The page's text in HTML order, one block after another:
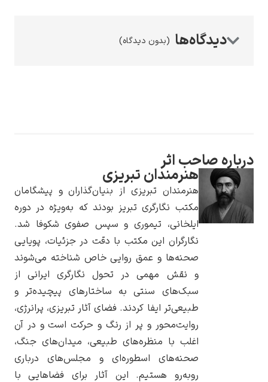
یوهانس فرمیر
پرفروش‌ترین
تابلوها
(بدون دیدگاه)
درباره صاحب اثر
هنرمندان تبریزی
هنرمندان تبریزی از بنیان‌گذاران و پیشگامان
مکتب نگارگری تبریز بودند که به‌ویژه در دوره
ایلخانی، تیموری و سپس صفوی شکوفا شد.
نگارگران این مکتب با دقت در جزئیات، پویایی
صحنه‌ها و عمق روایی خاص شناخته می‌شوند
و نقش مهمی در تحول نگارگری ایرانی از
سبک‌های سنتی به ساختارهای پیچیده‌تر و
طبیعی‌تر ایفا کردند. فضای آثار تبریزی، پرانرژی،
روایت‌محور و پر از رنگ و حرکت است و در آن
اغلب با منظره‌های طبیعی، میدان‌های جنگ،
صحنه‌های اسطوره‌ای و مجلس‌های درباری
روبه‌رو هستیم. این آثار برای فضاهایی با